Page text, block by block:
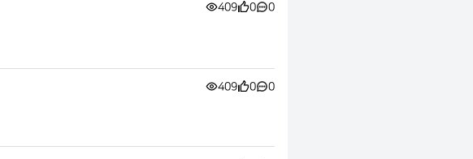
409 0 0
409 0 0